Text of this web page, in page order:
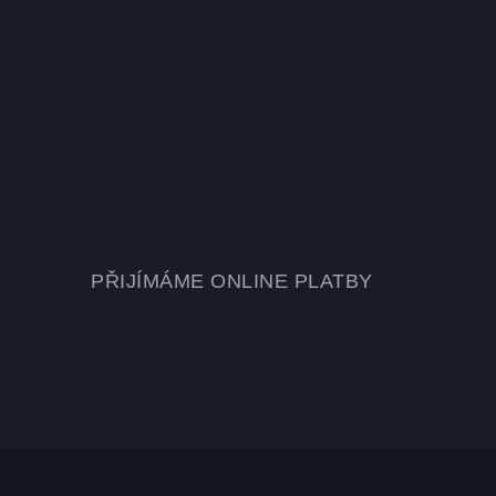
PŘIJÍMÁME ONLINE PLATBY